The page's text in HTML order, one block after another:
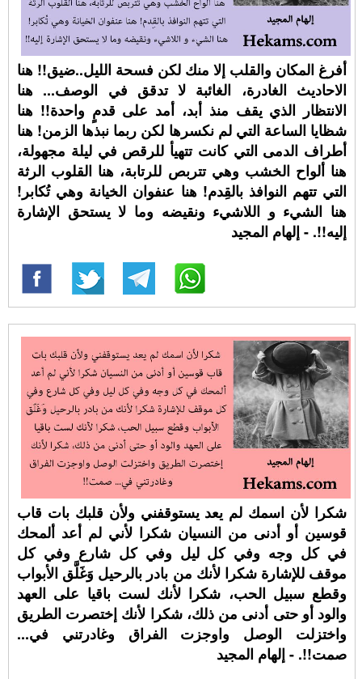
أفرغ المكان والقلب إلا منك لكن فسحة الليل..ضيق!! هنا
الاحاديث الغادرة، الغائبة لا تدقق في الوصف... هنا
الانتظار الذي يقف منذ أبد، أمد على قدمٍ واحدة!! هنا
شظايا الساعة التي لم نكسرها لكن ربما نبذها الزمن! هنا
أطراف الدمى التي كانت تتهيأ للرقص في ليلة مجهولة،
هنا ألواح الخشب وهي تتربص للرتابة، هنا القلوب الرثة
التي تتهم النوافذ بالقِدم! هنا عنفوان الخيانة وهي تُكابر!
هنا الشيء و اللاشيء ونقيضه وما لا يستحق الإشارة
إليه!!. - إلهام المجيد
شكرا لأن اسمك لم يعد يستوقفني ولأن قلبك بات قاب
قوسين أو أدنى من النسيان شكرا لأني لم أعد ألمحك
في كل وجه وفي كل ليل وفي كل شارع وفي كل
موقف للإشارة شكرا لأنك من بادر بالرحيل وَغَلَّق الأبواب
وقطع سبيل الحب، شكرا لأنك لست باقيا على العهد
والود أو حتى أدنى من ذلك، شكرا لأنك إختصرت الطريق
واختزلت الوصل واوجزت الفراق وغادرتني في...
صمت!!. - إلهام المجيد